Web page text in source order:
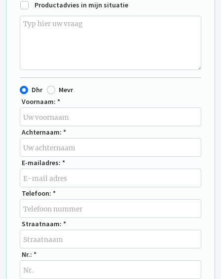
Productadvies in mijn situatie
Dhr
Mevr
Voornaam: *
Achternaam: *
E-mailadres: *
Telefoon: *
Straatnaam: *
Nr.: *